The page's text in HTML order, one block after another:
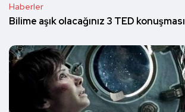
Haberler
Bilime aşık olacağınız 3 TED konuşması